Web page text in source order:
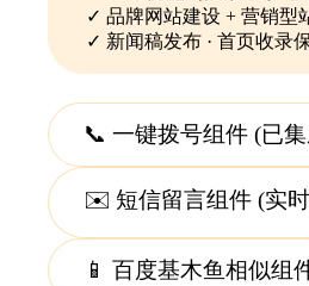
✓ 品牌网站建设 + 营销型
✓ 新闻稿发布 · 首页收录
📞 一键拨号组件 (已
✉️ 短信留言组件 (实
📱 百度基木鱼相似组